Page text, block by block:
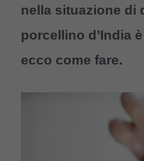
nella situazione di
porcellino d’India
ecco come fare.